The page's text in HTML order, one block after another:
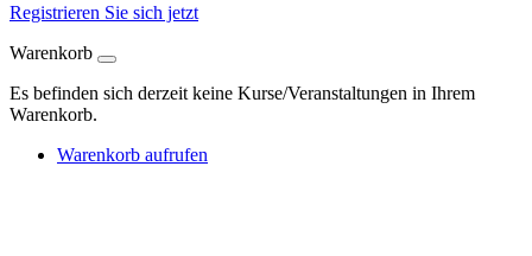
Registrieren Sie sich jetzt
Warenkorb
Es befinden sich derzeit keine Kurse/Veranstaltungen in Ihrem
Warenkorb.
Warenkorb aufrufen